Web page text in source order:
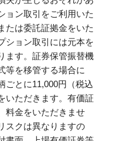
ョン取引をご利用いた
たは委託証拠金をいた
ション取引には元本を
ます。証券保管振替機
等を移管する場合に
ごとに11,000円（税込
いただきます。有価証
料金をいただきませ
スクは異なりますの